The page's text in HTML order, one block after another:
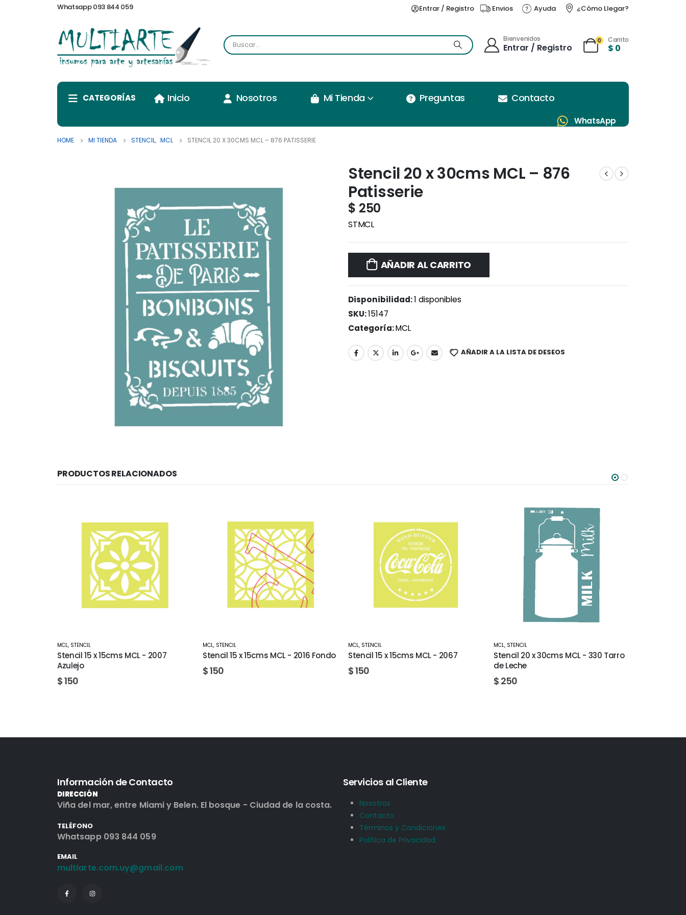
Whatsapp 093 844 059 Entrar / Registro Envios Ayuda ¿Cómo Llegar?
Bienvenidos
Entrar / Registro
0 Carrito
$ 0
CATEGORÍAS Inicio Nosotros Mi Tienda Preguntas Contacto
WhatsApp
HOME MI TIENDA STENCIL, MCL STENCIL 20 X 30CMS MCL – 876 PATISSERIE
Stencil 20 x 30cms MCL – 876
Patisserie
$ 250
STMCL
AÑADIR AL CARRITO
Disponibilidad:1 disponibles
SKU:15147
Categoría:MCL
AÑADIR A LA LISTA DE DESEOS
PRODUCTOS RELACIONADOS
MCL, STENCIL
Stencil 15 x 15cms MCL - 2016 Fondo
$150
MCL, STENCIL
Stencil 15 x 15cms MCL - 2067
$150
MCL, STENCIL
Stencil 20 x 30cms MCL - 330 Tarro
de Leche
MCL, STENCIL
Stencil 20 x 30cms MCL - 779
$250
Información de Contacto
DIRECCIÓN
Viña del mar, entre Miami y Belen. El bosque - Ciudad de la costa.
TELÉFONO
Whatsapp 093 844 059
EMAIL
multiarte.com.uy@gmail.com
Servicios al Cliente
Nosotros
Contacto
Términos y Condiciones
Política de Privacidad